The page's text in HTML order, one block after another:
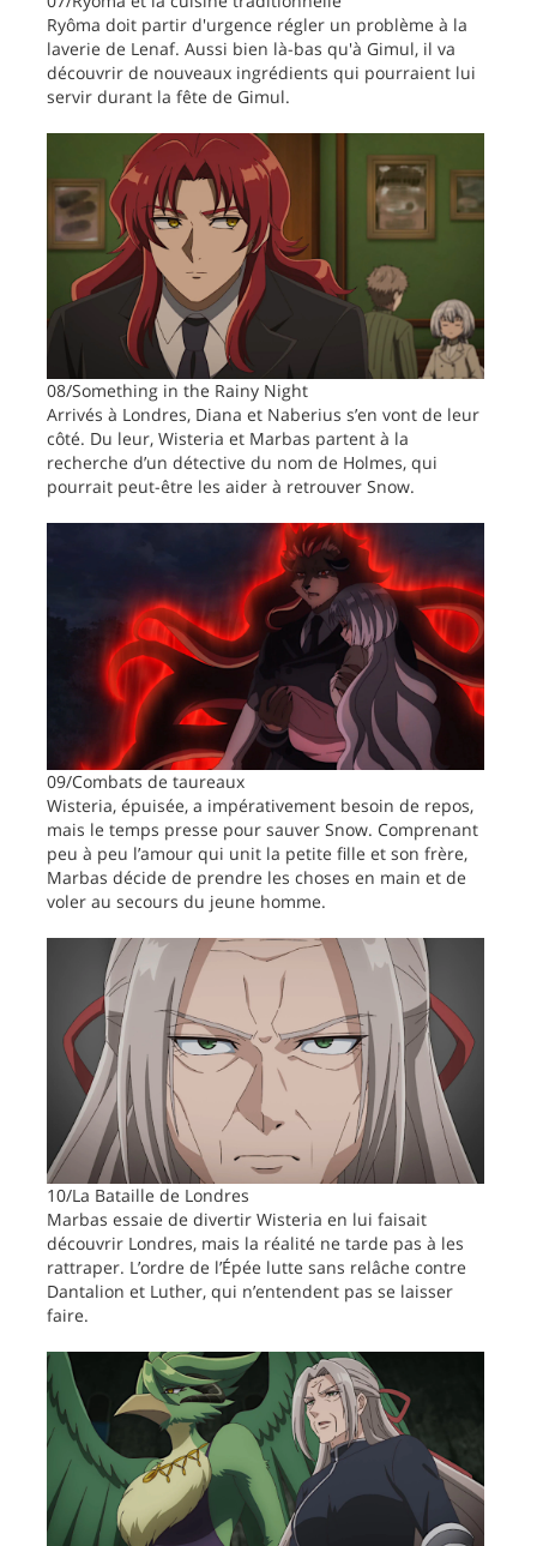
Ryôma doit partir d'urgence régler un problème à la
laverie de Lenaf. Aussi bien là-bas qu'à Gimul, il va
découvrir de nouveaux ingrédients qui pourraient lui
servir durant la fête de Gimul.
08/Something in the Rainy Night
Arrivés à Londres, Diana et Naberius s’en vont de leur
côté. Du leur, Wisteria et Marbas partent à la
recherche d’un détective du nom de Holmes, qui
pourrait peut-être les aider à retrouver Snow.
09/Combats de taureaux
Wisteria, épuisée, a impérativement besoin de repos,
mais le temps presse pour sauver Snow. Comprenant
peu à peu l’amour qui unit la petite fille et son frère,
Marbas décide de prendre les choses en main et de
voler au secours du jeune homme.
10/La Bataille de Londres
Marbas essaie de divertir Wisteria en lui faisait
découvrir Londres, mais la réalité ne tarde pas à les
rattraper. L’ordre de l’Épée lutte sans relâche contre
Dantalion et Luther, qui n’entendent pas se laisser
faire.